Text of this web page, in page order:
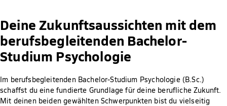
Deine Zukunftsaussichten mit dem
berufsbegleitenden Bachelor-
Studium Psychologie
Im berufsbegleitenden Bachelor-Studium Psychologie (B.Sc.)
schaffst du eine fundierte Grundlage für deine berufliche Zukunft.
Mit deinen beiden gewählten Schwerpunkten bist du vielseitig